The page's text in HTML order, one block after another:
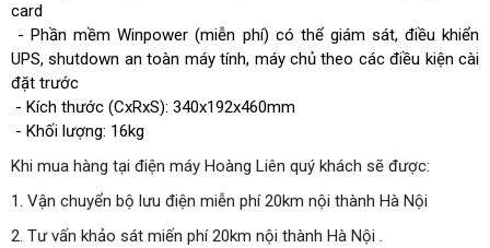
card
- Phần mềm Winpower (miễn phí) có thể giám sát, điều khiển
UPS, shutdown an toàn máy tính, máy chủ theo các điều kiện cài
đặt trước
- Kích thước (CxRxS): 340x192x460mm
- Khối lượng: 16kg
Khi mua hàng tại điện máy Hoàng Liên quý khách sẽ được:
1. Vận chuyển bộ lưu điện miễn phí 20km nội thành Hà Nội
2. Tư vấn khảo sát miến phí 20km nội thành Hà Nội .